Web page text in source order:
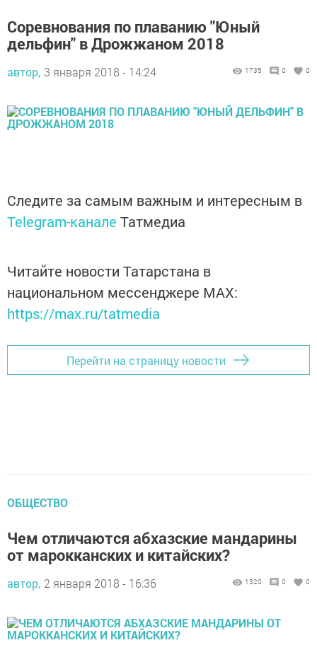
Соревнования по плаванию "Юный
дельфин" в Дрожжаном 2018
автор, 3 января 2018 - 14:24 1735 0 0
Следите за самым важным и интересным в
Telegram-канале Татмедиа
Читайте новости Татарстана в
национальном мессенджере MАХ:
https://max.ru/tatmedia
Перейти на страницу новости
ОБЩЕСТВО
Чем отличаются абхазские мандарины
от марокканских и китайских?
автор, 2 января 2018 - 16:36 1320 0 0